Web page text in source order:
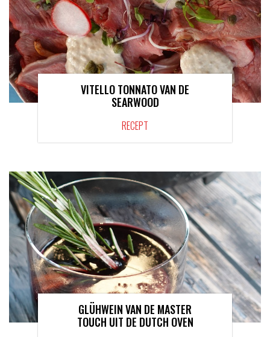
VITELLO TONNATO VAN DE
SEARWOOD
RECEPT
GLÜHWEIN VAN DE MASTER
TOUCH UIT DE DUTCH OVEN